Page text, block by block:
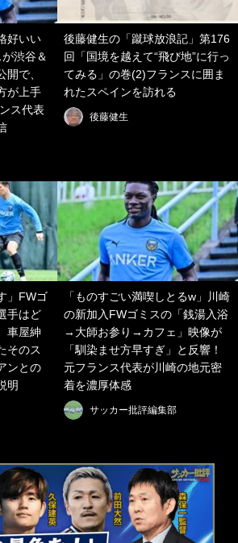
好いい
渋谷＆
で、
が上手
ス代表
後藤健生の「蹴球放浪記」第176
回「国境を越えて“飛び地”に行っ
てみる」の巻(2)フランスに囲ま
れたスペインを訪れる
後藤健生
」FWゴ
手はど
車屋紳
そのス
ンとの
明
「ものすごい満喫しとるw」川崎
の新加入FWゴミスの「銭湯入浴
→大師お参り→カフェ」映像が
「馴染ませ方早すぎ」と反響！
元フランス代表が川崎の地元密
着を濃厚体感
サッカー批評編集部